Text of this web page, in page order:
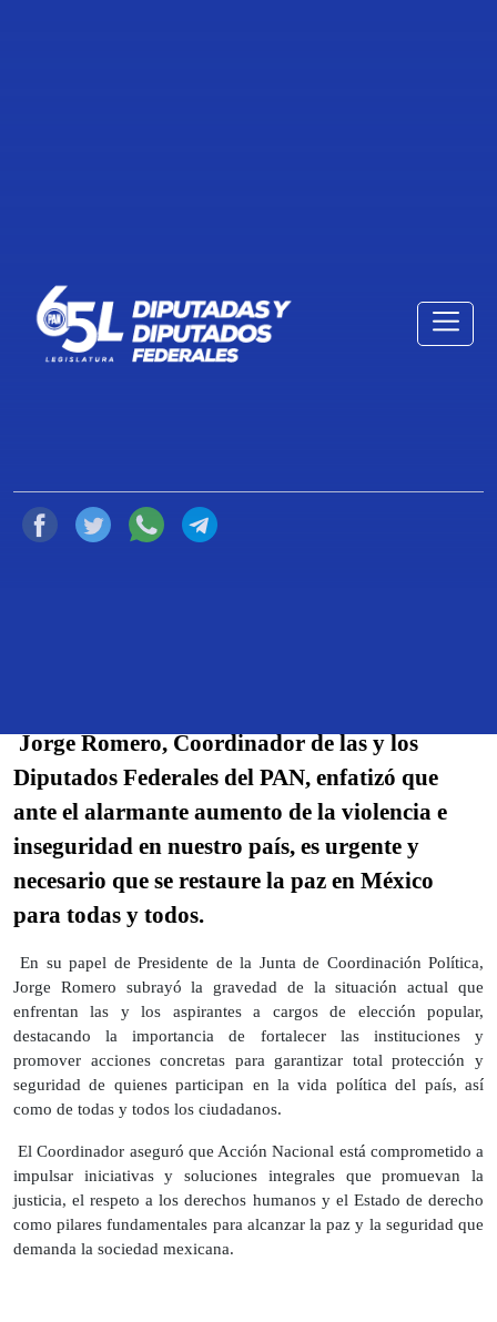
BOLETÍN 404. MÉXICO EXIGE PAZ:
JORGE ROMERO
Jorge Romero, Coordinador de las y los
Diputados Federales del PAN, enfatizó que
ante el alarmante aumento de la violencia e
inseguridad en nuestro país, es urgente y
necesario que se restaure la paz en México
para todas y todos.
En su papel de Presidente de la Junta de Coordinación Política,
Jorge Romero subrayó la gravedad de la situación actual que
enfrentan las y los aspirantes a cargos de elección popular,
destacando la importancia de fortalecer las instituciones y
promover acciones concretas para garantizar total protección y
seguridad de quienes participan en la vida política del país, así
como de todas y todos los ciudadanos.
El Coordinador aseguró que Acción Nacional está comprometido a
impulsar iniciativas y soluciones integrales que promuevan la
justicia, el respeto a los derechos humanos y el Estado de derecho
como pilares fundamentales para alcanzar la paz y la seguridad que
demanda la sociedad mexicana.